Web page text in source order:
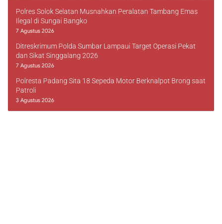
Polres Solok Selatan Musnahkan Peralatan Tambang Emas
Ilegal di Sungai Bangko
7 Agustus 2026
Ditreskrimum Polda Sumbar Lampaui Target Operasi Pekat
dan Sikat Singgalang 2026
7 Agustus 2026
Polresta Padang Sita 18 Sepeda Motor Berknalpot Brong saat
Patroli
3 Agustus 2026